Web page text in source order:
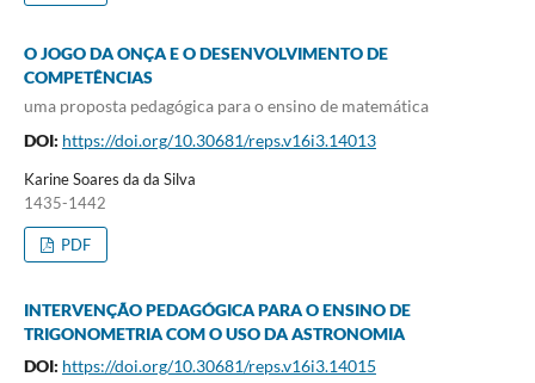
O JOGO DA ONÇA E O DESENVOLVIMENTO DE
COMPETÊNCIAS
uma proposta pedagógica para o ensino de matemática
DOI: https://doi.org/10.30681/reps.v16i3.14013
Karine Soares da da Silva
1435-1442
PDF
INTERVENÇÃO PEDAGÓGICA PARA O ENSINO DE
TRIGONOMETRIA COM O USO DA ASTRONOMIA
DOI: https://doi.org/10.30681/reps.v16i3.14015